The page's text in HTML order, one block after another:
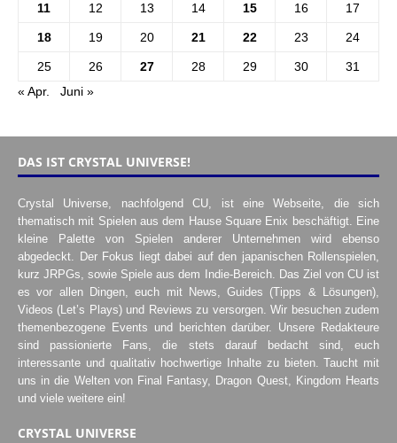
11 12 13 14 15 16 17
18 19 20 21 22 23 24
25 26 27 28 29 30
31
« Apr.
Juni »
DAS IST CRYSTAL UNIVERSE!
Crystal Universe, nachfolgend CU, ist eine Webseite, die sich
thematisch mit Spielen aus dem Hause Square Enix beschäftigt. Eine
kleine Palette von Spielen anderer Unternehmen wird ebenso
abgedeckt. Der Fokus liegt dabei auf den japanischen Rollenspielen,
kurz JRPGs, sowie Spiele aus dem Indie-Bereich. Das Ziel von CU ist
es vor allen Dingen, euch mit News, Guides (Tipps & Lösungen),
Videos (Let’s Plays) und Reviews zu versorgen. Wir besuchen zudem
themenbezogene Events und berichten darüber. Unsere Redakteure
sind passionierte Fans, die stets darauf bedacht sind, euch
interessante und qualitativ hochwertige Inhalte zu bieten. Taucht mit
uns in die Welten von Final Fantasy, Dragon Quest, Kingdom Hearts
und viele weitere ein!
CRYSTAL UNIVERSE